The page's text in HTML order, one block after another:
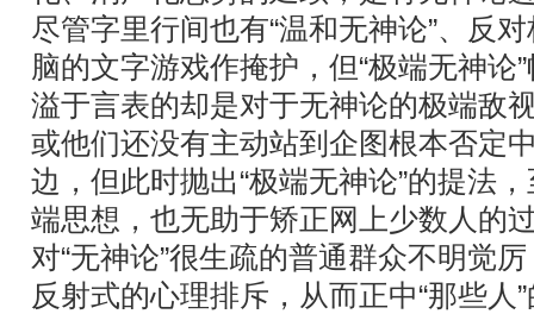
尽管字里行间也有“温和无神论”、反
脑的文字游戏作掩护，但“极端无神论
溢于言表的却是对于无神论的极端敌
或他们还没有主动站到企图根本否定
边，但此时抛出“极端无神论”的提法
端思想，也无助于矫正网上少数人的
对“无神论”很生疏的普通群众不明觉
反射式的心理排斥，从而正中“那些人